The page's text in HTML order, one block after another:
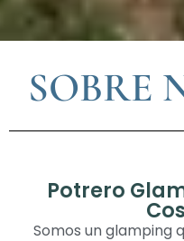
SOBRE
Potrero
Somos un glamping